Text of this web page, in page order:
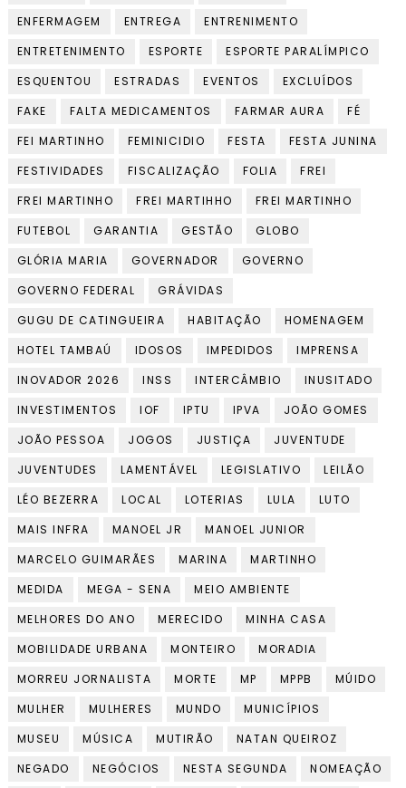
ENFERMAGEM
ENTREGA
ENTRENIMENTO
ENTRETENIMENTO
ESPORTE
ESPORTE PARALÍMPICO
ESQUENTOU
ESTRADAS EVENTOS
EXCLUÍDOS
FAKE
FALTA MEDICAMENTOS FARMAR AURA
FÉ
FEI MARTINHO
FEMINICIDIO FESTA
FESTA JUNINA
FESTIVIDADES
FISCALIZAÇÃO FOLIA
FREI
FREI MARTINHO
FREI MARTIHHO
FREI MARTINHO
FUTEBOL
GARANTIA GESTÃO
GLOBO
GLÓRIA MARIA
GOVERNADOR
GOVERNO
GOVERNO FEDERAL
GRÁVIDAS
GUGU DE CATINGUEIRA
HABITAÇÃO
HOMENAGEM
HOTEL TAMBAÚ
IDOSOS IMPEDIDOS
IMPRENSA
INOVADOR 2026
INSS INTERCÂMBIO
INUSITADO
INVESTIMENTOS
IOF IPTU IPVA
JOÃO GOMES
JOÃO PESSOA
JOGOS JUSTIÇA
JUVENTUDE
JUVENTUDES
LAMENTÁVEL LEGISLATIVO
LEILÃO
LÉO BEZERRA
LOCAL LOTERIAS LULA
LUTO
MAIS INFRA
MANOEL JR
MANOEL JUNIOR
MARCELO GUIMARÃES
MARINA
MARTINHO
MEDIDA
MEGA - SENA
MEIO AMBIENTE
MELHORES DO ANO
MERECIDO
MINHA CASA
MOBILIDADE URBANA
MONTEIRO
MORADIA
MORREU JORNALISTA
MORTE MP MPPB
MÚIDO
MULHER
MULHERES MUNDO
MUNICÍPIOS
MUSEU
MÚSICA MUTIRÃO
NATAN QUEIROZ
NEGADO
NEGÓCIOS NESTA SEGUNDA
NOMEAÇÃO